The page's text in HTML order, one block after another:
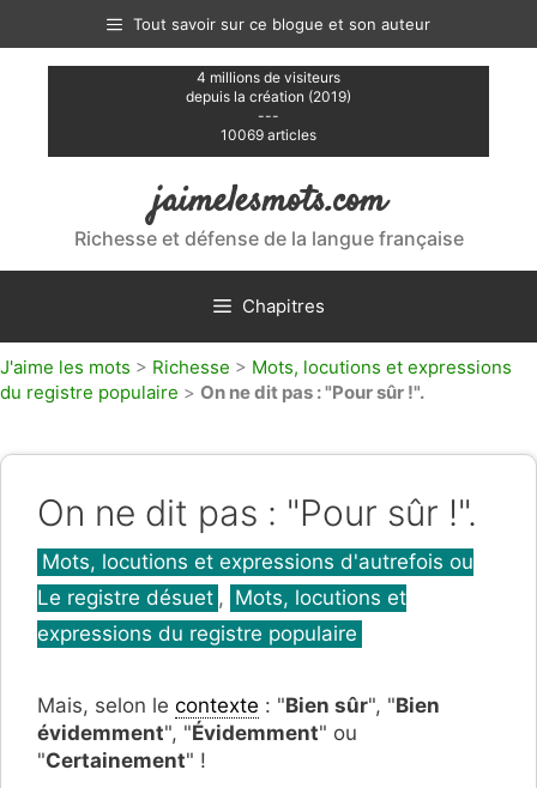
contenu
Tout savoir sur ce blogue et son auteur
4 millions de visiteurs
depuis la création (2019)
---
10069 articles
jaimelesmots.com
Richesse et défense de la langue française
Chapitres
J'aime les mots > Richesse > Mots, locutions et expressions
du registre populaire > On ne dit pas : "Pour sûr !".
On ne dit pas : "Pour sûr !".
Catégories
Mots, locutions et expressions d'autrefois ou
Le registre désuet , Mots, locutions et
expressions du registre populaire
Mais, selon le contexte : "Bien sûr", "Bien
évidemment", "Évidemment" ou
"Certainement" !